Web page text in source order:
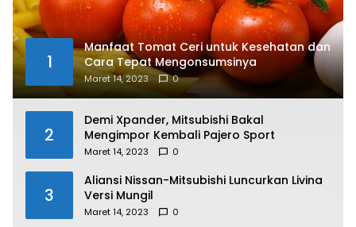
1
Manfaat Tomat Ceri untuk Kesehatan dan
Cara Tepat Mengonsumsinya
Maret 14, 2023 0
2
Demi Xpander, Mitsubishi Bakal
Mengimpor Kembali Pajero Sport
Maret 14, 2023 0
3
Aliansi Nissan-Mitsubishi Luncurkan Livina
Versi Mungil
Maret 14, 2023 0